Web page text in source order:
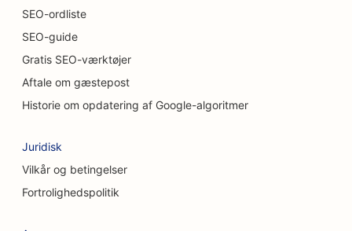
SEO for kiropraktorer
SEO til kattecaféer
SEO for kemiske peeling-tjenester
SEO til tøjbutikker
SEO for kosmetiske kirurger
SEO for kreditforeninger
SEO-ordliste
SEO-guide
Gratis SEO-værktøjer
Aftale om gæstepost
Historie om opdatering af Google-algoritmer
Juridisk
Vilkår og betingelser
Fortrolighedspolitik